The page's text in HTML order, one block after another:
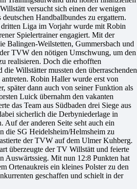
versucht sich einen der wenigen
Handballbundes zu ergattern.
Liga im Vorjahr wurde mit Robin
Spielertrainer engagiert. Mit der
Balingen-Weilstetten, Gummersbach und
TVW den nötigen Umschwung, um den
realisieren. Doch die erhofften
Willstätter mussten den überraschenden
Robin Haller wurde erst von
später dann auch von seiner Funktion als
Luick übernahm den vakanten
das Team aus Südbaden drei Siege aus
sicherlich die Derbyniederlage in
Auf der anderen Seite seht auch ein
die SG Heidelsheim/Helmsheim zu
der TVW auf dem Ulmer Kuhberg.
überzeugte der TV Willstätt und feierte
Auswärtssieg. Mit nun 12:8 Punkten hat
Ortenaukreis ein kleines Polster zu den
geschaffen und schielt in der